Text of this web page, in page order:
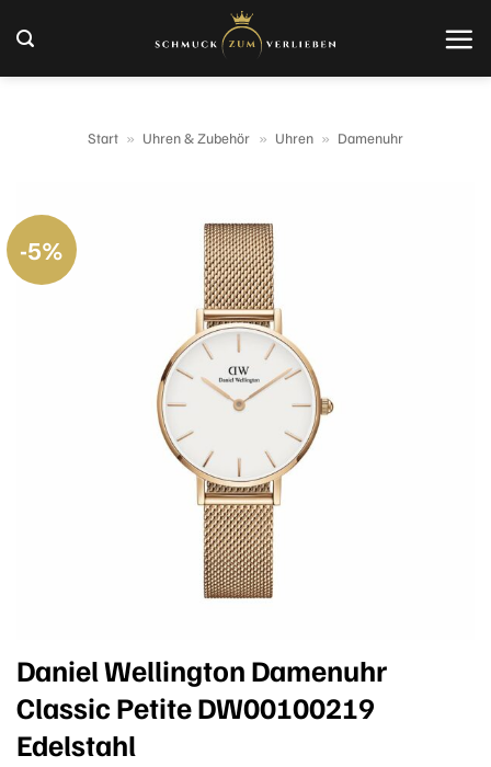
Inhalt
springen
Start » Uhren & Zubehör » Uhren » Damenuhr
-5%
Daniel Wellington Damenuhr
Classic Petite DW00100219
Edelstahl